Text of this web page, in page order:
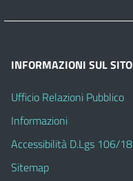
INFORMAZIONI SUL SITO
Ufficio Relazioni Pubblico
Informazioni
Accessibilità D.Lgs 106/18
Sitemap